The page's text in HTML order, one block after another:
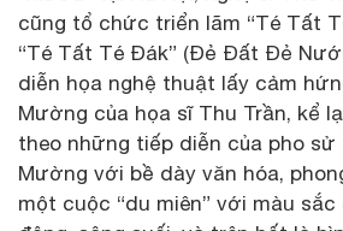
cũng tổ chức triển lãm “Té Tất
“Té Tất Té Đák” (Đẻ Đất Đẻ
diễn họa nghệ thuật lấy cảm
Mường của họa sĩ Thu Trần, kể
theo những tiếp diễn của pho
Mường với bề dày văn hóa,
một cuộc “du miên” với màu sắc